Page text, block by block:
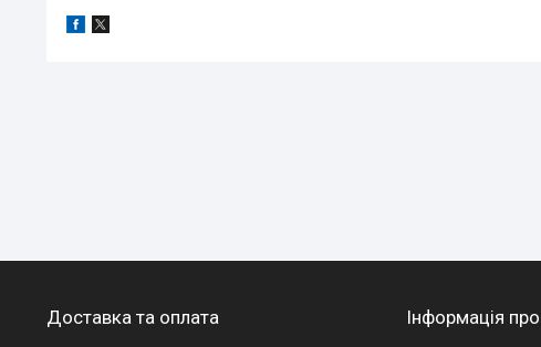
Доставка та оплата Інформація